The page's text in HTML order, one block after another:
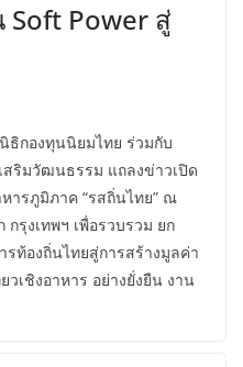
Power สู่
ธิกองทุนนิยมไทย ร่วมกับ
ริมวัฒนธรรม แถลงข่าวเปิด
ารภูมิภาค “รสถิ่นไทย” ณ
รุงเทพฯ เพื่อรวบรวม ยก
ท้องถิ่นไทยสู่การสร้างมูลค่า
วเชิงอาหาร อย่างยั่งยืน งาน